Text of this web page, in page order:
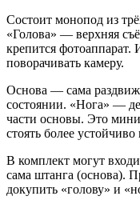
Состоит монопод из
«Голова» — верхняя
крепится
поворачивать камеру.
Основа — сама
состоянии. «Нога» —
части основы. Это
стоять более
В комплект могут
сама штанга (основа).
докупить «голову» и